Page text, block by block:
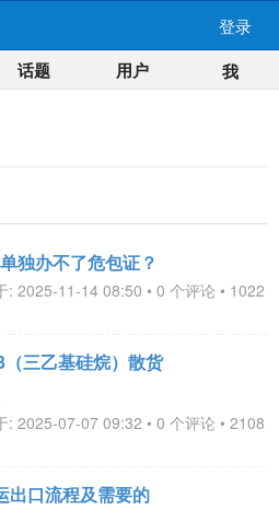
登录
话题 用户 我
独办不了危包证？
: 2025-11-14 08:50 • 0 个评论 • 1022
三乙基硅烷）散货
: 2025-07-07 09:32 • 0 个评论 • 2108
出口流程及需要的